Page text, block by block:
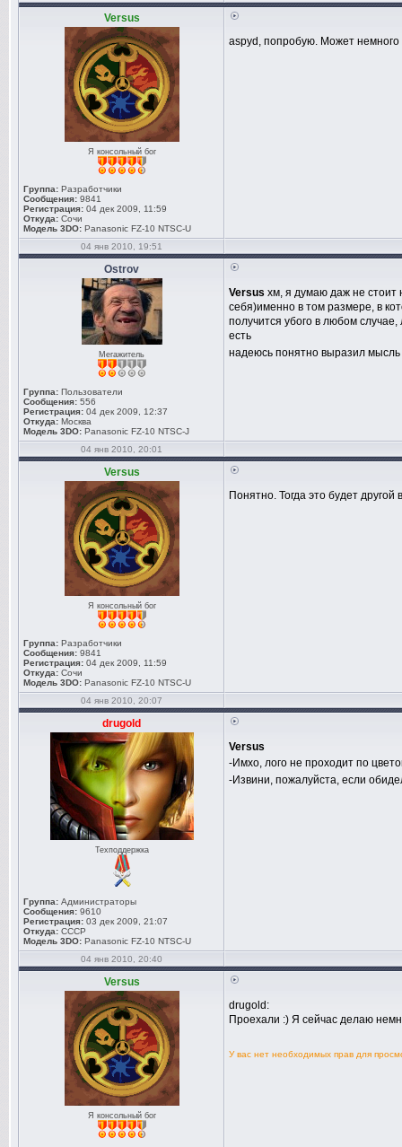
Versus
Я консольный бог
Группа: Разработчики
Сообщения: 9841
Регистрация: 04 дек 2009, 11:59
Откуда: Сочи
Модель 3DO: Panasonic FZ-10 NTSC-U
aspyd, попробую. Может
04 янв 2010, 19:51
Ostrov
Мегажитель
Группа: Пользователи
Сообщения: 556
Регистрация: 04 дек 2009, 12:37
Откуда: Москва
Модель 3DO: Panasonic FZ-10 NTSC-J
Versus хм, я думаю даж не стоит
себя)именно в том размере, в
получится убого в любом случае,
есть
надеюсь понятно выразил мысль
04 янв 2010, 20:01
Versus
Я консольный бог
Группа: Разработчики
Сообщения: 9841
Регистрация: 04 дек 2009, 11:59
Откуда: Сочи
Модель 3DO: Panasonic FZ-10 NTSC-U
Понятно. Тогда это будет другой
04 янв 2010, 20:07
drugold
Техподдержка
Группа: Администраторы
Сообщения: 9610
Регистрация: 03 дек 2009, 21:07
Откуда: СССР
Модель 3DO: Panasonic FZ-10 NTSC-U
Versus
-Имхо, лого не проходит по
-Извини, пожалуйста, если
04 янв 2010, 20:40
Versus
Я консольный бог
drugold:
Проехали :) Я сейчас делаю
У вас нет необходимых прав для